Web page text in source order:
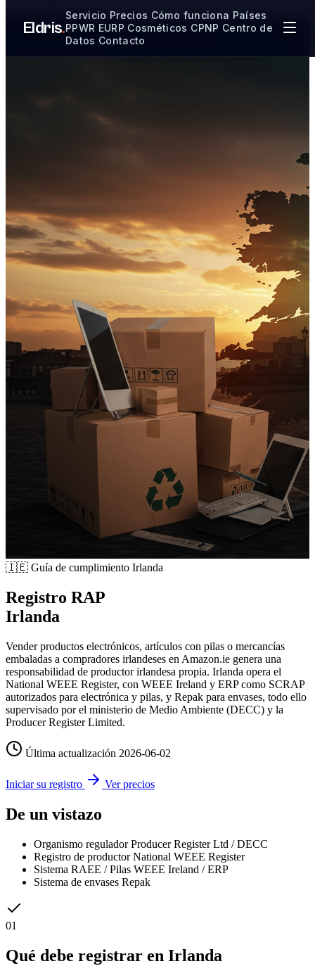
Ir al contenido principal
Eldris.
Servicio Precios Cómo funciona Países
PPWR EURP Cosméticos CPNP Centro de
Datos Contacto
🇮🇪 Guía de cumplimiento Irlanda
Registro RAP
Irlanda
Vender productos electrónicos, artículos con pilas o mercancías
embaladas a compradores irlandeses en Amazon.ie genera una
responsabilidad de productor irlandesa propia. Irlanda opera el
National WEEE Register, con WEEE Ireland y ERP como SCRAP
autorizados para electrónica y pilas, y Repak para envases, todo ello
supervisado por el ministerio de Medio Ambiente (DECC) y la
Producer Register Limited.
Última actualización 2026-06-02
Iniciar su registro Ver precios
De un vistazo
Organismo regulador Producer Register Ltd / DECC
Registro de productor National WEEE Register
Sistema RAEE / Pilas WEEE Ireland / ERP
Sistema de envases Repak
01
Qué debe registrar en Irlanda